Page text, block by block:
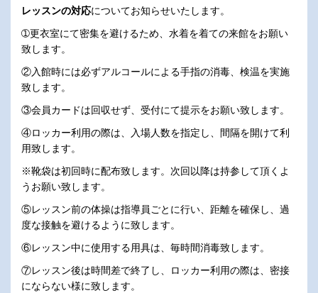
レッスンの対応についてお知らせいたします。
➀更衣室にて密集を避けるため、水着を着ての来館をお願い
致します。
②入館時には必ずアルコールによる手指の消毒、検温を実施
致します。
③会員カードは回収せず、受付にて提示をお願い致します。
④ロッカー利用の際は、入場人数を指定し、間隔を開けて利
用致します。
※靴袋は初回時に配布致します。次回以降は持参して頂くよ
うお願い致します。
⑤レッスン前の体操は指導員ごとに行い、距離を確保し、過
度な接触を避けるように致します。
⑥レッスン中に使用する用具は、毎時間消毒致します。
⑦レッスン後は時間差で終了し、ロッカー利用の際は、密接
にならない様に致します。